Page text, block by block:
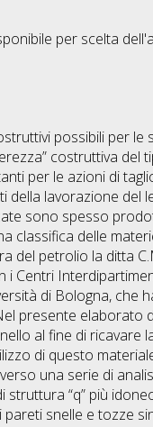
per scelta
possibili per
costruttiva
per le azioni di
della lavorazione del
sono spesso
classifica delle
del petrolio la ditta
Centri
di Bologna,
presente elaborato
al fine di ricavare
di questo
una serie di
struttura “q” più
snelle e tozze